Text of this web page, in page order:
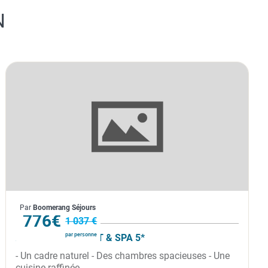
À partir de
776€1 037 €
par personne
Par Boomerang Séjours
Sri Lanka
ANANTAYA RESORT & SPA 5*
- Un cadre naturel - Des chambres spacieuses - Une